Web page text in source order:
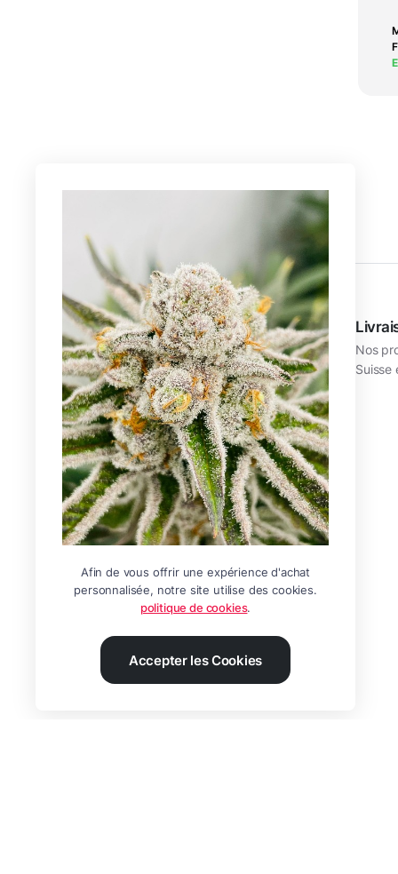
Service clients
Une équipe d’agronomes professionnels
à votre écoute.
Nos
Suisse
Afin de vous offrir une expérience d'achat
personnalisée, notre site utilise des cookies.
politique de cookies.
Accepter les Cookies